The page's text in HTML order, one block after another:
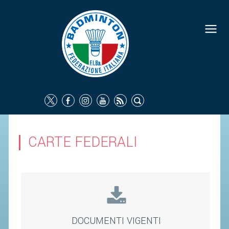
CARTE FEDERALI
DOCUMENTI VIGENTI
FEDERAZIONE
IDENTITÀ
COMMISSIONI FEDERALI
ORGANI TERRITORIALI
TUTELA DELLA SALUTE -
ANTIDOPING
COMUNICAZIONE E MARKETING